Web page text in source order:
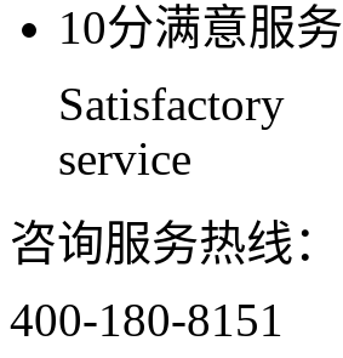
10分满意服务
Satisfactory
service
咨询服务热线：
400-180-8151